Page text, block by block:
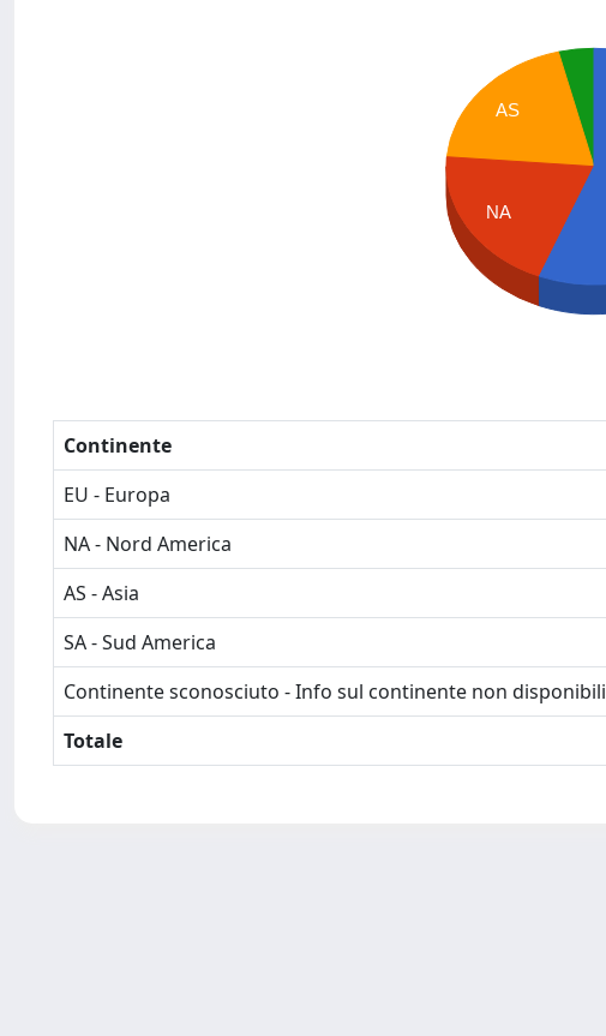
AS
NA
Continente
EU - Europa
NA - Nord America
AS - Asia
SA - Sud America
Continente sconosciuto - Info sul continente non disponibili
Totale